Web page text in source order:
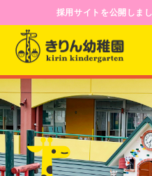
採用サイトを公開しま
園からのお知ら
園について